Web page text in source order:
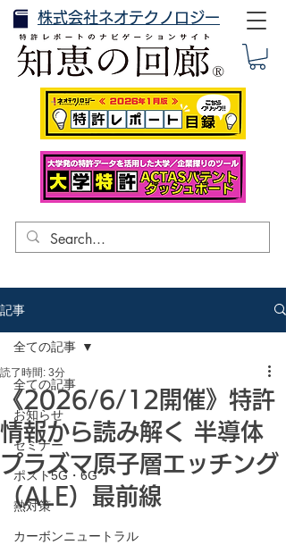
株式会社ネオテクノロジー
記事
全ての記事
お知らせ
セミナー
ポスト5G・6G
熱対策
カーボンニュートラル
全ての記事
《2026/6/12開催》特許
情報から読み解く 半導体
プラズマ原子層エッチング
（ALE）最前線
読了時間: 3分